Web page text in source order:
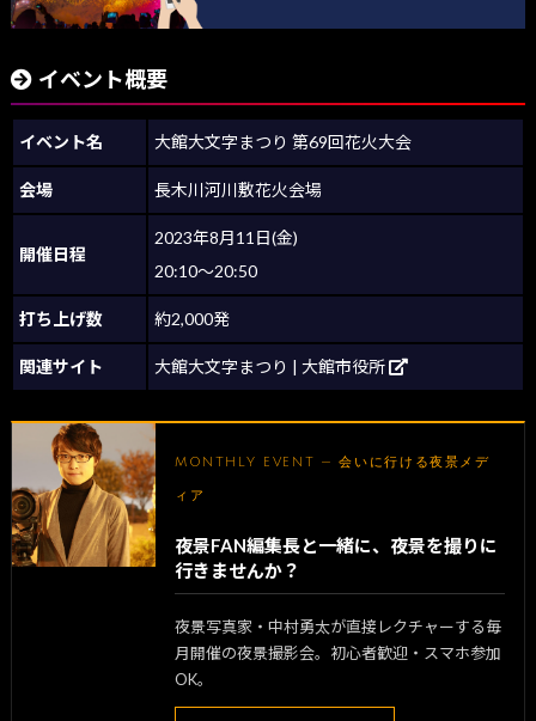
イベント概要
イベント名 大館大文字まつり 第69回花火大会
会場 長木川河川敷花火会場
開催日程
2023年8月11日(金)
20:10～20:50
打ち上げ数 約2,000発
関連サイト 大館大文字まつり | 大館市役所
MONTHLY EVENT — 会いに行ける夜景メデ
ィア
夜景FAN編集長と一緒に、夜景を撮りに
行きませんか？
夜景写真家・中村勇太が直接レクチャーする毎
月開催の夜景撮影会。初心者歓迎・スマホ参加
OK。